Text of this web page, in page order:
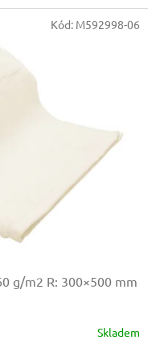
g/m2 R: 300×500 mm
Skladem
Kód: M592998-06